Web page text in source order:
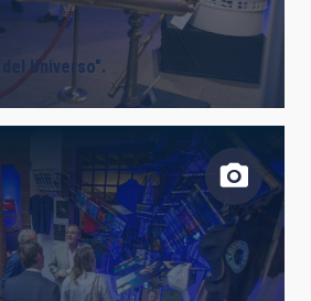
Universo".